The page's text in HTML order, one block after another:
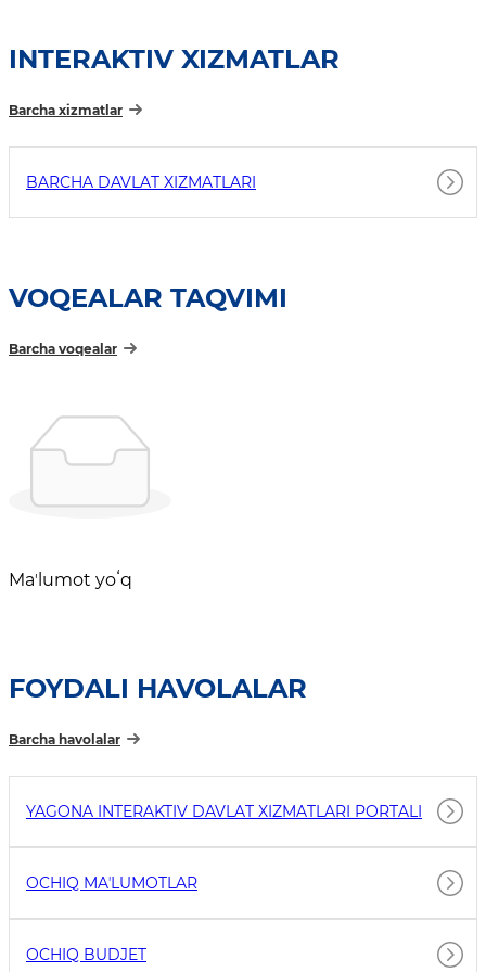
INTERAKTIV XIZMATLAR
Barcha xizmatlar
BARCHA DAVLAT XIZMATLARI
VOQEALAR TAQVIMI
Barcha voqealar
Maʼlumot yoʻq
FOYDALI HAVOLALAR
Barcha havolalar
YAGONA INTERAKTIV DAVLAT XIZMATLARI PORTALI
OCHIQ MAʼLUMOTLAR
OCHIQ BUDJET